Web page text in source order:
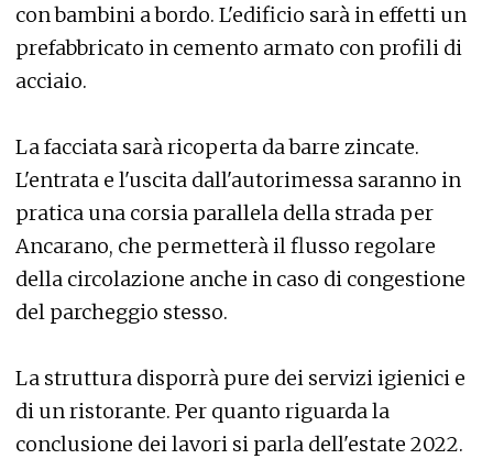
con bambini a bordo. L'edificio sarà in effetti un
prefabbricato in cemento armato con profili di
acciaio.
La facciata sarà ricoperta da barre zincate.
L'entrata e l'uscita dall'autorimessa saranno in
pratica una corsia parallela della strada per
Ancarano, che permetterà il flusso regolare
della circolazione anche in caso di congestione
del parcheggio stesso.
La struttura disporrà pure dei servizi igienici e
di un ristorante. Per quanto riguarda la
conclusione dei lavori si parla dell'estate 2022.